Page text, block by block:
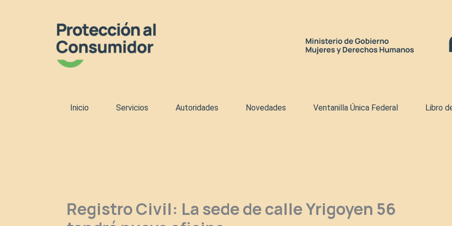
Inicio Servicios Autoridades Novedades Ventanilla Única Federal Libro
Registro Civil: La sede de calle Yrigoyen 56